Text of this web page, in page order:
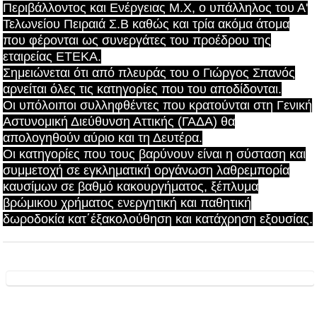
Περιβάλλοντος και Ενέργειας Μ.Χ, ο υπάλληλος του Α'
Τελωνείου Πειραιά Σ.Β καθώς και τρία ακόμα άτομα
που φέρονται ως συνεργάτες του προέδρου της
εταιρείας ΕΤΕΚΑ.
Σημειώνεται ότι από πλευράς του ο Γιώργος Σπανός
αρνείται όλες τις κατηγορίες που του αποδίδονται.
Οι υπόλοιποι συλληφθέντες που κρατούνται στη Γενική
Αστυνομική Διεύθυνση Αττικής (ΓΑΔΑ) θα
απολογηθούν αύριο και τη Δευτέρα.
Οι κατηγορίες που τους βαρύνουν είναι η σύσταση και
συμμετοχή σε εγκληματική οργάνωση λαθρεμπορία
καυσίμων σε βαθμό κακουργήματος, ξέπλυμα
βρώμικου χρήματος ενεργητική και παθητική
δωροδοκία κατ΄έξακολούθηση και κατάχρηση εξουσίας.